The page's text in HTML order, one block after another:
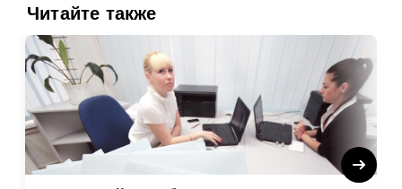
Читайте также
Next